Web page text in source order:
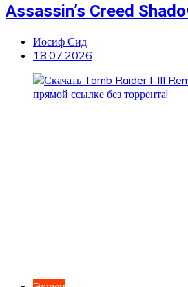
Assassin’s Creed
Иосиф Сид
18.07.2026